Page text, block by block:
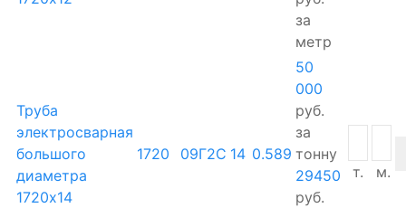
за
метр
Труба
электросварная
большого
диаметра
1720х14
1720 09Г2С 14 0.589
50
000
руб.
за
тонну
29450
руб.
т. м.